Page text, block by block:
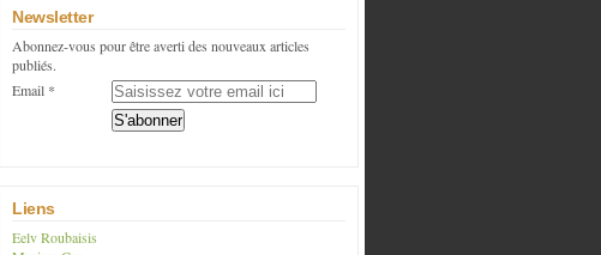
Newsletter
Abonnez-vous pour être averti des nouveaux articles
publiés.
Email
Liens
Eelv Roubaisis